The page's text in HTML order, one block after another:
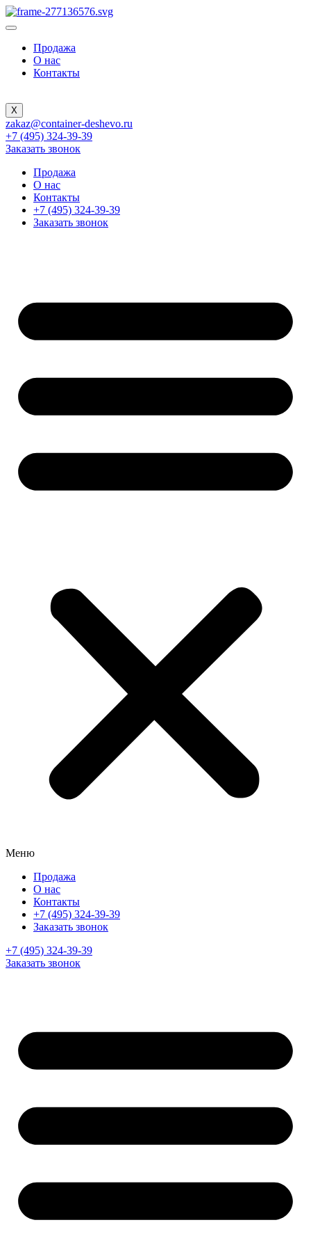
Продажа
О нас
Контакты
X
zakaz@container-deshevo.ru
+7 (495) 324-39-39
Заказать звонок
Продажа
О нас
Контакты
+7 (495) 324-39-39
Заказать звонок
Меню
Продажа
О нас
Контакты
+7 (495) 324-39-39
Заказать звонок
+7 (495) 324-39-39
Заказать звонок